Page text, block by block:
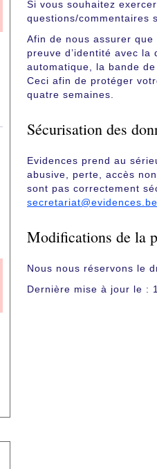
Si vous souhaitez
questions/commentaires
Afin de nous assurer que
preuve d’identité avec
automatique, la bande
Ceci afin de protéger
quatre semaines.
Sécurisation des
Evidences prend au
abusive, perte, accès
sont pas correctement
secretariat@evidences.be
Modifications de la
Nous nous réservons le
Dernière mise à jour le :